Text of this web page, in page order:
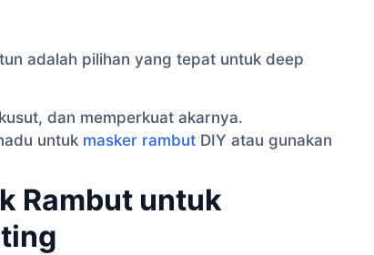
adalah pilihan yang tepat untuk deep
dan memperkuat akarnya.
untuk masker rambut DIY atau gunakan
Rambut untuk